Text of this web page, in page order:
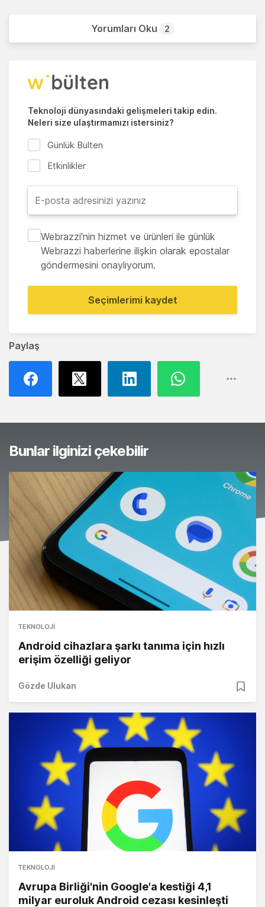
Paylaş
Yorumları Oku 2
Teknoloji dünyasındaki gelişmeleri takip edin.
Neleri size ulaştırmamızı istersiniz?
Günlük Bülten
Etkinlikler
Webrazzi'nin hizmet ve ürünleri ile günlük
Webrazzi haberlerine ilişkin olarak epostalar
göndermesini onaylıyorum.
Seçimlerimi kaydet
Bunlar ilginizi çekebilir
TEKNOLOJI
Android cihazlara şarkı tanıma için hızlı
erişim özelliği geliyor
Gözde Ulukan
TEKNOLOJI
Avrupa Birliği'nin Google'a kestiği 4,1
milyar euroluk Android cezası kesinleşti